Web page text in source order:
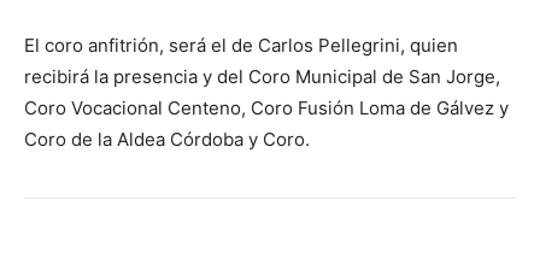
El coro anfitrión, será el de Carlos Pellegrini, quien
recibirá la presencia y del Coro Municipal de San Jorge,
Coro Vocacional Centeno, Coro Fusión Loma de Gálvez y
Coro de la Aldea Córdoba y Coro.